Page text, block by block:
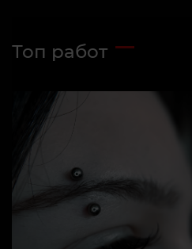
Топ работ